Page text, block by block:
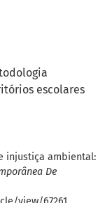
escolares
injustiça ambiental:
De